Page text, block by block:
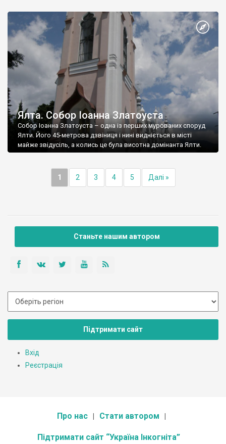
Ялта. Собор Іоанна Златоуста
Собор Іоанна Златоуста – одна із перших мурованих споруд
Ялти. Його 45-метрова дзвіниця і нині видніється в місті
майже звідусіль, а колись це була висотна домінанта Ялти.
1 2 3 4 5 Далі »
Станьте нашим автором
Підтримати сайт
Вхід
Реєстрація
Про нас Стати автором
Підтримати сайт “Україна Інкогніта”